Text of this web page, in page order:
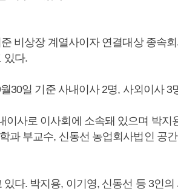
비상장 계열사이자 연결대상 종속
있다.
30일 기준 사내이사 2명, 사외이사 3
이사로 이사회에 소속돼 있으며 박지
과 부교수, 신동선 농업회사법인 공
다. 박지용, 이기영, 신동선 등 3인의